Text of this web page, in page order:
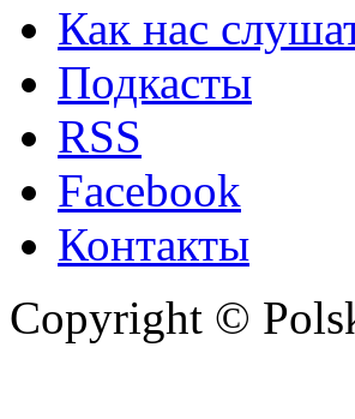
Как нас
Подкасты
RSS
Facebook
Контакты
Copyright ©